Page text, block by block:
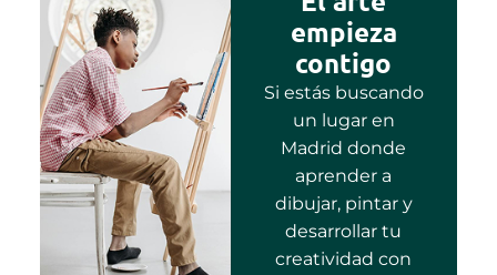
empieza
contigo
Si estás buscando
un lugar en
Madrid donde
aprender a
dibujar, pintar y
desarrollar tu
creatividad con